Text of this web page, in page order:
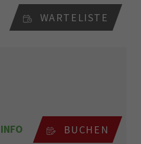
WARTELISTE
INFO BUCHEN